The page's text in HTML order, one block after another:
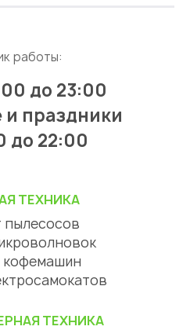
работы:
до 23:00
праздники
до 22:00
ТЕХНИКА
пылесосов
кофемашин
ТЕХНИКА